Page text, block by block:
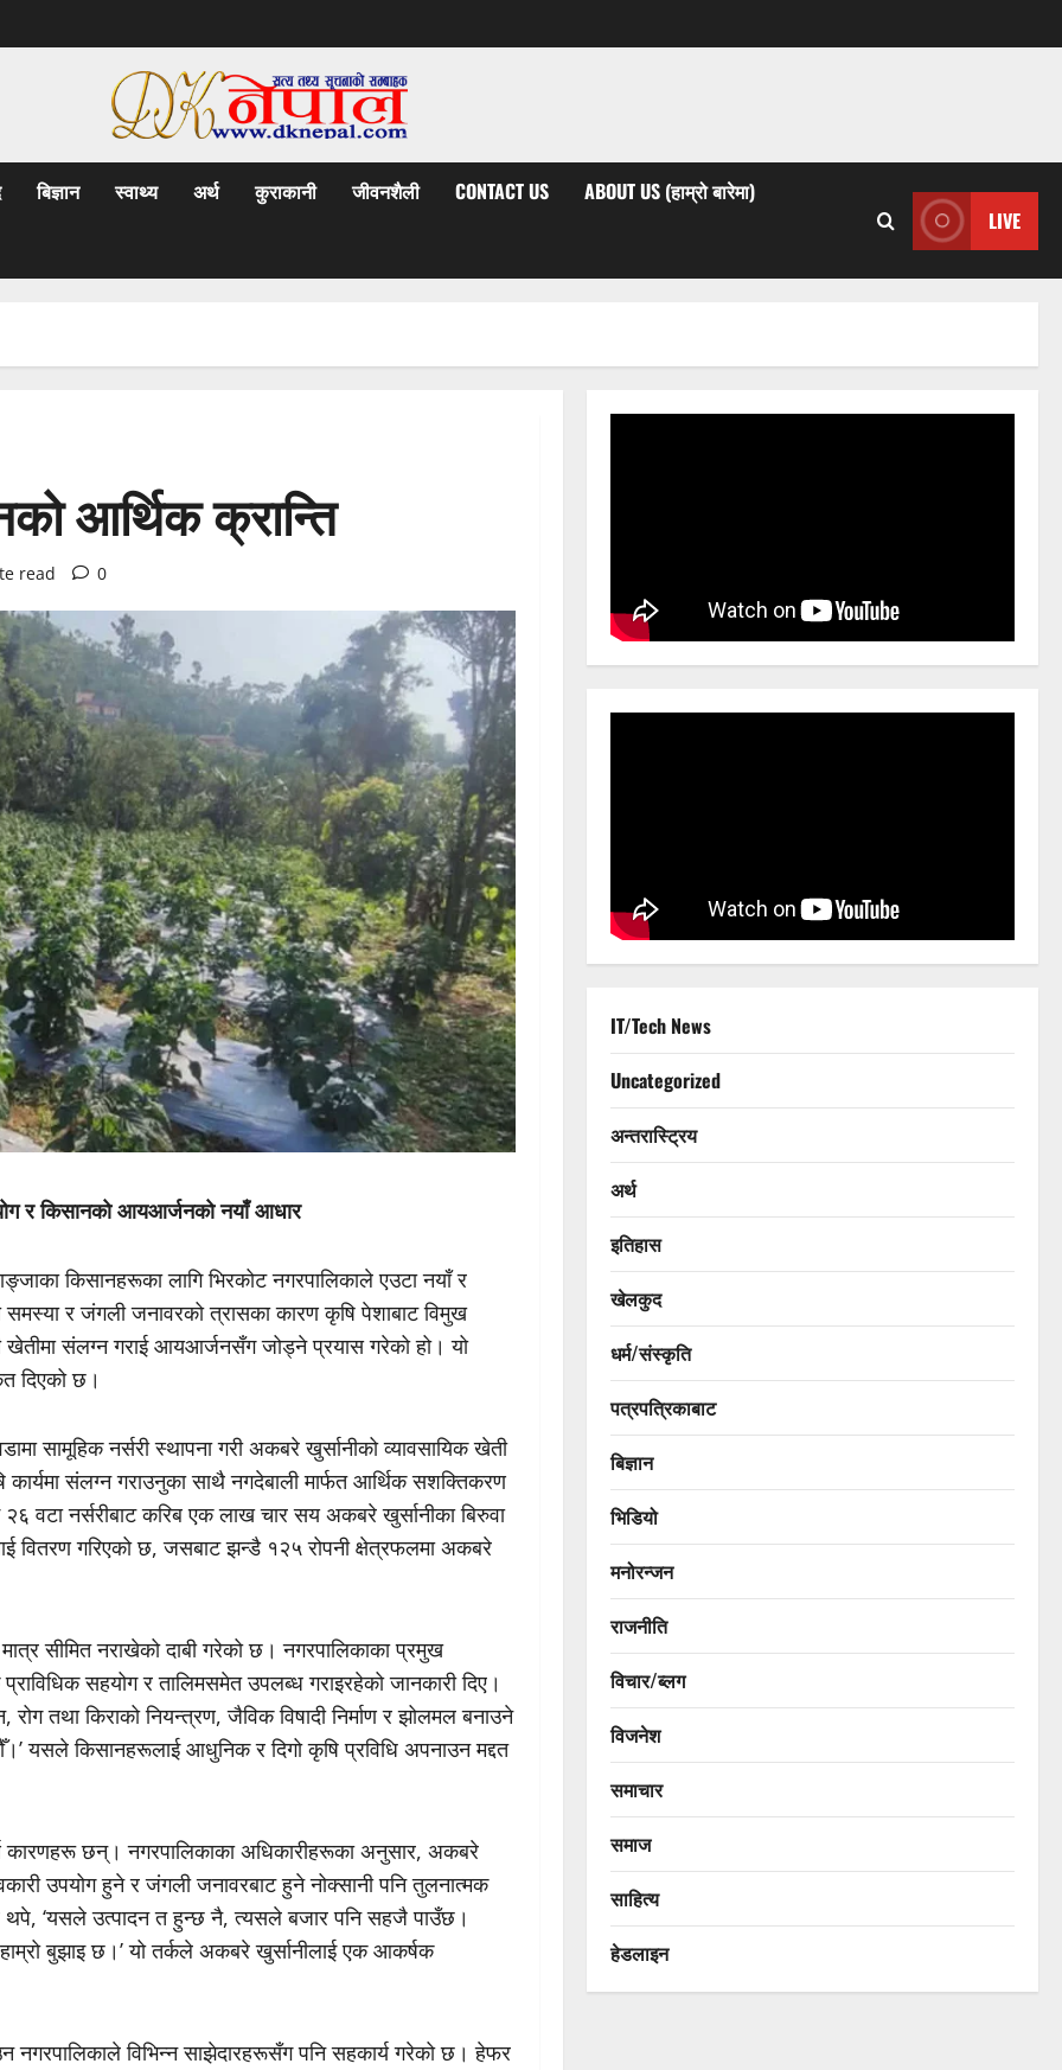
बिज्ञान स्वाथ्य अर्थ कुराकानी जीवनशैली CONTACT US ABOUT US (हाम्रो बारेमा)
LIVE
आर्थिक क्रान्ति
read 0
र किसानको आयआर्जनको नयाँ आधार
किसानहरूका लागि भिरकोट नगरपालिकाले एउटा नयाँ र
र जंगली जनावरको त्रासका कारण कृषि पेशाबाट विमुख
संलग्न गराई आयआर्जनसँग जोड्ने प्रयास गरेको हो। यो
दिएको छ।
सामूहिक नर्सरी स्थापना गरी अकबरे खुर्सानीको व्यावसायिक खेती
संलग्न गराउनुका साथै नगदेबाली मार्फत आर्थिक सशक्तिकरण
वटा नर्सरीबाट करिब एक लाख चार सय अकबरे खुर्सानीका बिरुवा
वितरण गरिएको छ, जसबाट झन्डै १२५ रोपनी क्षेत्रफलमा अकबरे
सीमित नराखेको दाबी गरेको छ। नगरपालिकाका प्रमुख
सहयोग र तालिमसमेत उपलब्ध गराइरहेको जानकारी दिए।
तथा किराको नियन्त्रण, जैविक विषादी निर्माण र झोलमल बनाउने
यसले किसानहरूलाई आधुनिक र दिगो कृषि प्रविधि अपनाउन मद्दत
कारणहरू छन्। नगरपालिकाका अधिकारीहरूका अनुसार, अकबरे
उपयोग हुने र जंगली जनावरबाट हुने नोक्सानी पनि तुलनात्मक
‘यसले उत्पादन त हुन्छ नै, त्यसले बजार पनि सहजै पाउँछ।
बुझाइ छ।’ यो तर्कले अकबरे खुर्सानीलाई एक आकर्षक
नगरपालिकाले विभिन्न साझेदारहरूसँग पनि सहकार्य गरेको छ। हेफर
IT/Tech News
Uncategorized
अन्तरास्ट्रिय
अर्थ
इतिहास
खेलकुद
धर्म/संस्कृति
पत्रपत्रिकाबाट
बिज्ञान
भिडियो
मनोरन्जन
राजनीति
विचार/ब्लग
विजनेश
समाचार
समाज
साहित्य
हेडलाइन